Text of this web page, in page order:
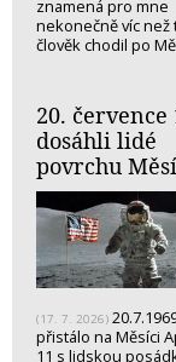
znamená pro mne
nekonečně víc než
člověk chodil po
20. července
dosáhli lidé
povrchu
(17. 7. 2026)
přistálo na Měsíci
11 s lidskou